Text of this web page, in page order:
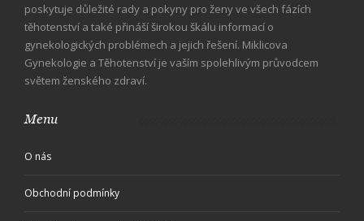
poskytuje důležité rady a pokyny pro ženy ve všech fázích
těhotenství a také přináší širokou škálu informací o
gynekologických problémech a jejich řešení. Miklicova
Gynekologie a Těhotenství je vaším spolehlivým průvodcem
světem ženského zdraví.
Menu
O nás
Obchodní podmínky